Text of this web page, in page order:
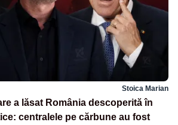
Stoica Marian
a lăsat România descoperită în
centralele pe cărbune au fost